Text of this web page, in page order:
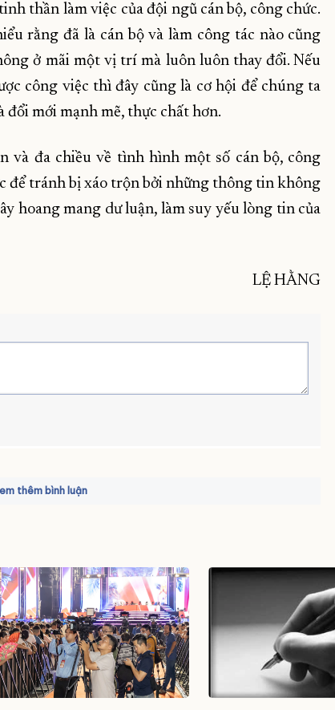
thần làm việc của đội ngũ cán bộ, công chức.
rằng đã là cán bộ và làm công tác nào cũng
ở mãi một vị trí mà luôn luôn thay đổi. Nếu
công việc thì đây cũng là cơ hội để chúng ta
đổi mới mạnh mẽ, thực chất hơn.
và đa chiều về tình hình một số cán bộ, công
để tránh bị xáo trộn bởi những thông tin không
hoang mang dư luận, làm suy yếu lòng tin của
LỆ HẰNG
thêm bình luận